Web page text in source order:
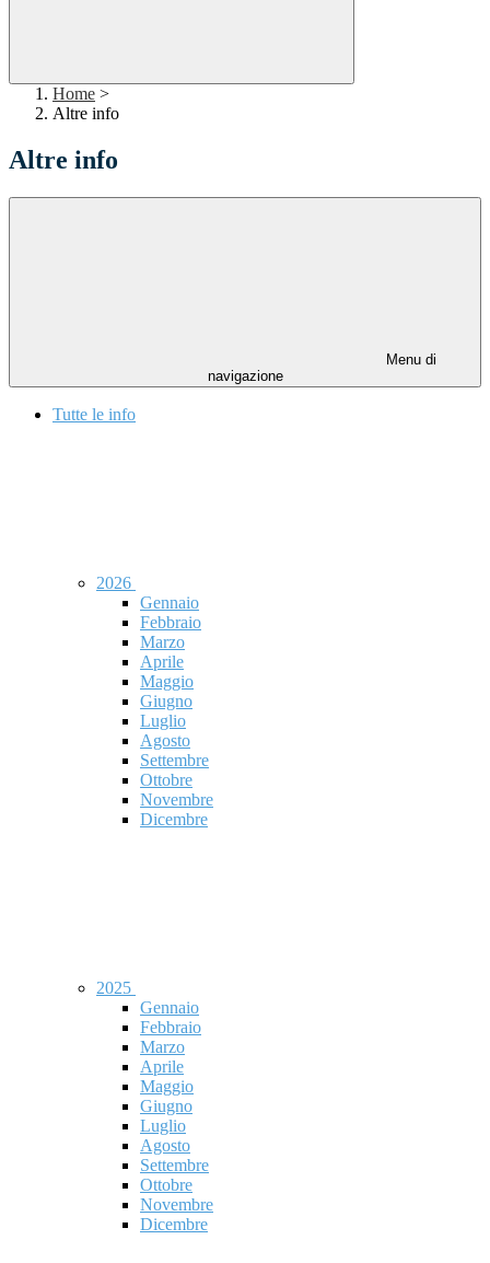
Home >
Altre info
Altre info
Menu di
navigazione
Tutte le info
2026
Gennaio
Febbraio
Marzo
Aprile
Maggio
Giugno
Luglio
Agosto
Settembre
Ottobre
Novembre
Dicembre
2025
Gennaio
Febbraio
Marzo
Aprile
Maggio
Giugno
Luglio
Agosto
Settembre
Ottobre
Novembre
Dicembre